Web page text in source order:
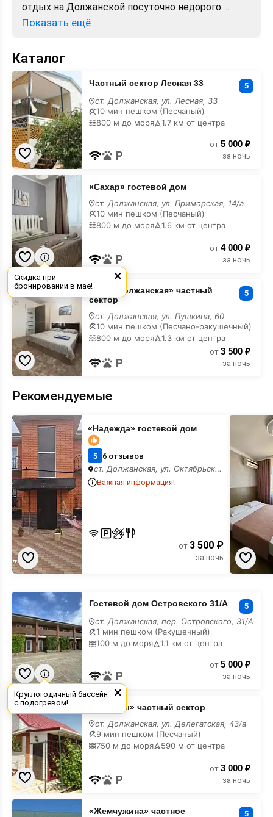
отдых на Должанской посуточно недорого.
Большой выбор объектов для отдыха.
предложения от хозяев. Официальный сайт.
Показать ещё
Каталог
Частный
сектор
Лесная
33
Частный сектор Лесная 33 5
ст. Должанская, ул. Лесная, 33
10 мин пешком (Песчаный)
800 м до моря
1.7 км от центра
от 5 000 ₽
за ночь
«Сахар»
гостевой
дом
«Сахар» гостевой дом
ст. Должанская, ул. Приморская, 14/а
10 мин пешком (Песчаный)
800 м до моря
1.6 км от центра
от 4 000 ₽
за ночь
«Коса
Должанская»
частный
сектор
«Коса Должанская» частный
сектор
5
ст. Должанская, ул. Пушкина, 60
10 мин пешком (Песчано-ракушечный)
800 м до моря
1.3 км от центра
от 3 500 ₽
за ночь
Рекомендуемые
«Надежда»
гостевой
дом
«Надежда» гостевой дом
5 6 отзывов
ст. Должанская, ул. Октябрьская, 130
Важная информация!
от 3 500 ₽
за ночь
«Ольга»
гостевой
Гостевой
дом
Островского
31/
А
Гостевой дом Островского 31/А 5
ст. Должанская, пер. Островского, 31/А
1 мин пешком (Ракушечный)
100 м до моря
1.1 км от центра
от 5 000 ₽
за ночь
«У
Раисы»
частный
сектор
«У Раисы» частный сектор
ст. Должанская, ул. Делегатская, 43/а
9 мин пешком (Песчаный)
750 м до моря
590 м от центра
от 3 000 ₽
за ночь
«Жемчужина»
частное
«Жемчужина» частное
5
×
Скидка при
бронировании в мае!
×
Круглогодичный бассейн
с подогревом!